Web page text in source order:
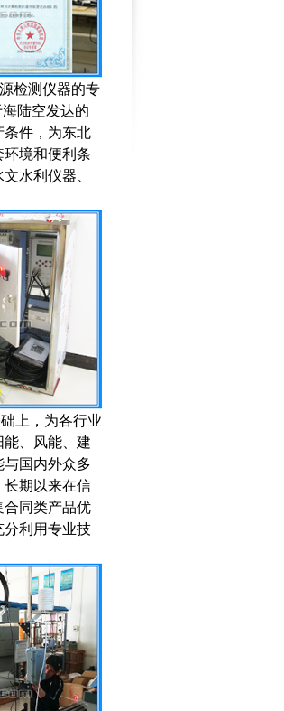
检测仪器的专
陆空发达的
条件，为东北
境和便利条
水利仪器、
上，为各行业
、风能、建
国内外众多
长期以来在信
合同类产品优
分利用专业技